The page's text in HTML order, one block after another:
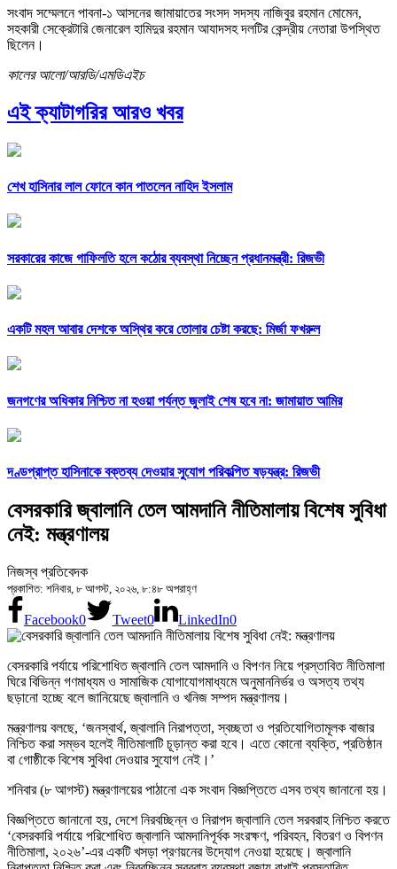
সংবাদ সম্মেলনে পাবনা-১ আসনের জামায়াতের সংসদ সদস্য নাজিবুর রহমান মোমেন,
সহকারী সেক্রেটারি জেনারেল হামিদুর রহমান আযাদসহ দলটির কেন্দ্রীয় নেতারা উপস্থিত
ছিলেন।
কালের আলো/আরডি/এমডিএইচ
এই ক্যাটাগরির আরও খবর
শেখ হাসিনার লাল ফোনে কান পাতলেন নাহিদ ইসলাম
সরকারের কাজে গাফিলতি হলে কঠোর ব্যবস্থা নিচ্ছেন প্রধানমন্ত্রী: রিজভী
একটি মহল আবার দেশকে অস্থির করে তোলার চেষ্টা করছে: মির্জা ফখরুল
জনগণের অধিকার নিশ্চিত না হওয়া পর্যন্ত জুলাই শেষ হবে না: জামায়াত আমির
দণ্ডপ্রাপ্ত হাসিনাকে বক্তব্য দেওয়ার সুযোগ পরিকল্পিত ষড়যন্ত্র: রিজভী
বেসরকারি জ্বালানি তেল আমদানি নীতিমালায় বিশেষ সুবিধা
নেই: মন্ত্রণালয়
নিজস্ব প্রতিবেদক
প্রকাশিত: শনিবার, ৮ আগস্ট, ২০২৬, ৮:৪৮ অপরাহ্ণ
Facebook0 Tweet0 LinkedIn0
বেসরকারি পর্যায়ে পরিশোধিত জ্বালানি তেল আমদানি ও বিপণন নিয়ে প্রস্তাবিত নীতিমালা
ঘিরে বিভিন্ন গণমাধ্যম ও সামাজিক যোগাযোগমাধ্যমে অনুমাননির্ভর ও অসত্য তথ্য
ছড়ানো হচ্ছে বলে জানিয়েছে জ্বালানি ও খনিজ সম্পদ মন্ত্রণালয়।
মন্ত্রণালয় বলছে, ‘জনস্বার্থ, জ্বালানি নিরাপত্তা, স্বচ্ছতা ও প্রতিযোগিতামূলক বাজার
নিশ্চিত করা সম্ভব হলেই নীতিমালাটি চূড়ান্ত করা হবে। এতে কোনো ব্যক্তি, প্রতিষ্ঠান
বা গোষ্ঠীকে বিশেষ সুবিধা দেওয়ার সুযোগ নেই।’
শনিবার (৮ আগস্ট) মন্ত্রণালয়ের পাঠানো এক সংবাদ বিজ্ঞপ্তিতে এসব তথ্য জানানো হয়।
বিজ্ঞপ্তিতে জানানো হয়, দেশে নিরবচ্ছিন্ন ও নিরাপদ জ্বালানি তেল সরবরাহ নিশ্চিত করতে
‘বেসরকারি পর্যায়ে পরিশোধিত জ্বালানি আমদানিপূর্বক সংরক্ষণ, পরিবহন, বিতরণ ও বিপণন
নীতিমালা, ২০২৬’-এর একটি খসড়া প্রণয়নের উদ্যোগ নেওয়া হয়েছে। জ্বালানি